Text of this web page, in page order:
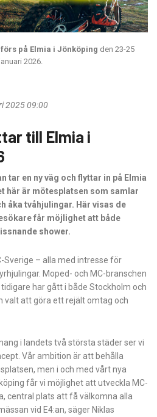
på Elmia i Jönköping den 23-25
januari 2026.
2025 09:00
till Elmia i
tar en ny väg och flyttar in på Elmia
här är mötesplatsen som samlar
åka tvåhjulingar. Här visas de
får möjlighet att både
shower.
Sverige – alla med intresse för
Moped- och MC-branschen
har gått i både Stockholm och
valt att göra ett rejält omtag och
i landets två största städer ser vi
Vår ambition är att behålla
men i och med vårt nya
får vi möjlighet att utveckla MC-
central plats att få välkomna alla
vid E4:an, säger Niklas